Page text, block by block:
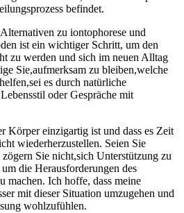
befindet.
zu​ iontophorese und
ist ⁢ein wichtiger ​Schritt, um den
zu werden und sich​ im‌ neuen​ Alltag
Sie,aufmerksam zu bleiben,welche
es durch natürliche
oder Gespräche mit
Körper einzigartig ist und dass es Zeit
wiederherzustellen. Seien Sie
Sie nicht,sich Unterstützung zu
die Herausforderungen des⁢
machen. Ich ‌hoffe, dass meine
mit dieser Situation umzugehen und
wohlzufühlen.